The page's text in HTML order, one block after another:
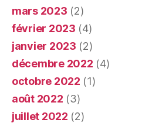
mars 2023 (2)
février 2023 (4)
janvier 2023 (2)
décembre 2022 (4)
octobre 2022 (1)
août 2022 (3)
juillet 2022 (2)